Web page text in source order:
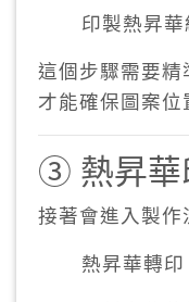
印製熱昇華
這個步驟需要精
才能確保圖案位
③ 熱昇華
接著會進入製作
熱昇華轉印